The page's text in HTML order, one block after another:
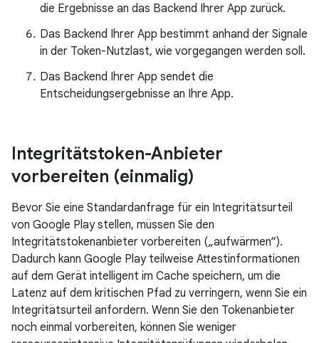
die Ergebnisse an das Backend Ihrer App zurück.
Das Backend Ihrer App bestimmt anhand der Signale
in der Token-Nutzlast, wie vorgegangen werden soll.
Das Backend Ihrer App sendet die
Entscheidungsergebnisse an Ihre App.
Integritätstoken-Anbieter
vorbereiten (einmalig)
Bevor Sie eine Standardanfrage für ein Integritätsurteil
von Google Play stellen, müssen Sie den
Integritätstokenanbieter vorbereiten („aufwärmen“).
Dadurch kann Google Play teilweise Attestinformationen
auf dem Gerät intelligent im Cache speichern, um die
Latenz auf dem kritischen Pfad zu verringern, wenn Sie ein
Integritätsurteil anfordern. Wenn Sie den Tokenanbieter
noch einmal vorbereiten, können Sie weniger